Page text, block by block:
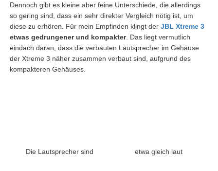
Dennoch gibt es kleine aber feine Unterschiede, die allerdings
so gering sind, dass ein sehr direkter Vergleich nötig ist, um
diese zu erhören. Für mein Empfinden klingt der JBL Xtreme 3
etwas gedrungener und kompakter. Das liegt vermutlich
eindach daran, dass die verbauten Lautsprecher im Gehäuse
der Xtreme 3 näher zusammen verbaut sind, aufgrund des
kompakteren Gehäuses.
Die Lautsprecher sind etwa gleich laut